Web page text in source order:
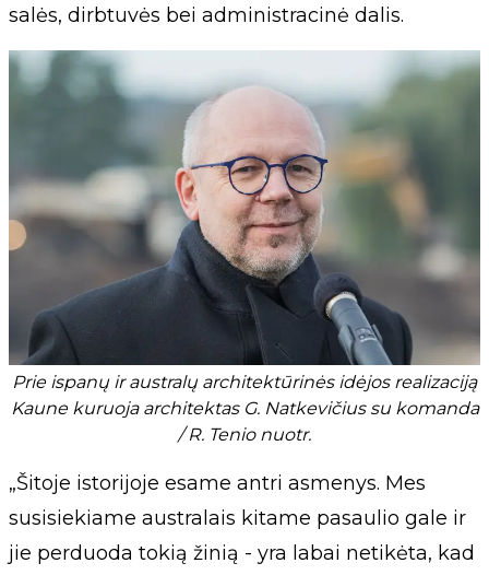
salės, dirbtuvės bei administracinė dalis.
Prie ispanų ir australų architektūrinės idėjos realizaciją
Kaune kuruoja architektas G. Natkevičius su komanda
/ R. Tenio nuotr.
„Šitoje istorijoje esame antri asmenys. Mes
susisiekiame australais kitame pasaulio gale ir
jie perduoda tokią žinią - yra labai netikėta, kad